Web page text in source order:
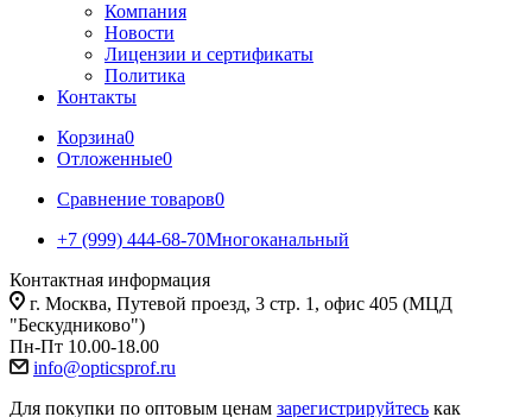
Компания
Новости
Лицензии и сертификаты
Политика
Контакты
Корзина0
Отложенные0
Сравнение товаров0
+7 (999) 444-68-70Многоканальный
Контактная информация
г. Москва, Путевой проезд, 3 стр. 1, офис 405 (МЦД
"Бескудниково")
Пн-Пт 10.00-18.00
info@opticsprof.ru
Для покупки по оптовым ценам зарегистрируйтесь как